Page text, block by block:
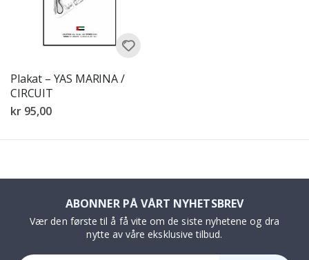
Plakat – YAS MARINA /
CIRCUIT
kr 95,00
ABONNER PÅ VÅRT NYHETSBREV
Vær den første til å få vite om de siste nyhetene og dra
nytte av våre eksklusive tilbud.